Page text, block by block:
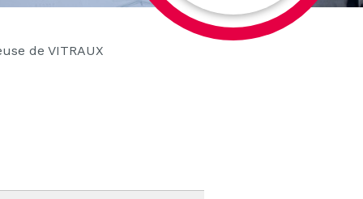
de VITRAUX